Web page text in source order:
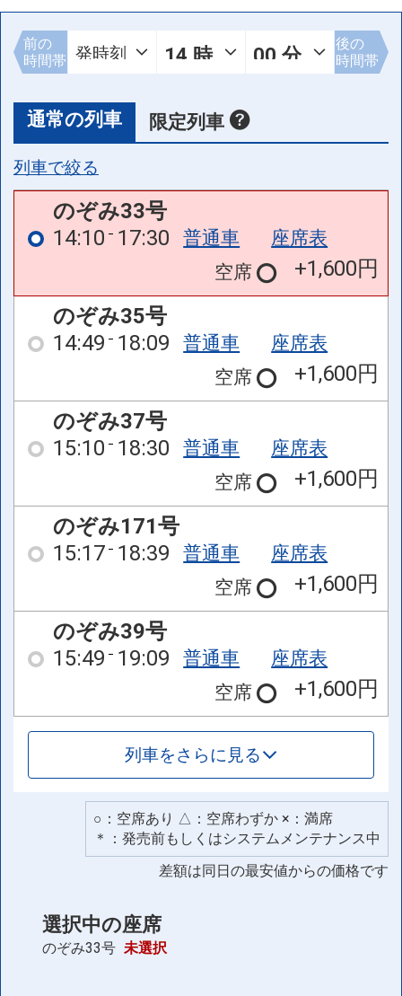
前の
時間帯
後の
時間帯
通常の列車 限定列車
列車で絞る
のぞみ33号
14:10 17:30 普通車
座席表
空席
+1,600円
のぞみ35号
14:49 18:09 普通車
座席表
空席
+1,600円
のぞみ37号
15:10 18:30 普通車
座席表
空席
+1,600円
のぞみ171号
15:17 18:39 普通車
座席表
空席
+1,600円
のぞみ39号
15:49 19:09 普通車
座席表
空席
+1,600円
列車をさらに見る
○：空席あり △：空席わずか ×：満席
＊：発売前もしくはシステムメンテナンス中
差額は同日の最安値からの価格です
選択中の座席
のぞみ33号 未選択